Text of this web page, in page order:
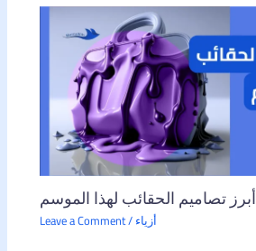
أبرز تصاميم الحقائب لهذا الموسم
Leave a Comment/أزياء